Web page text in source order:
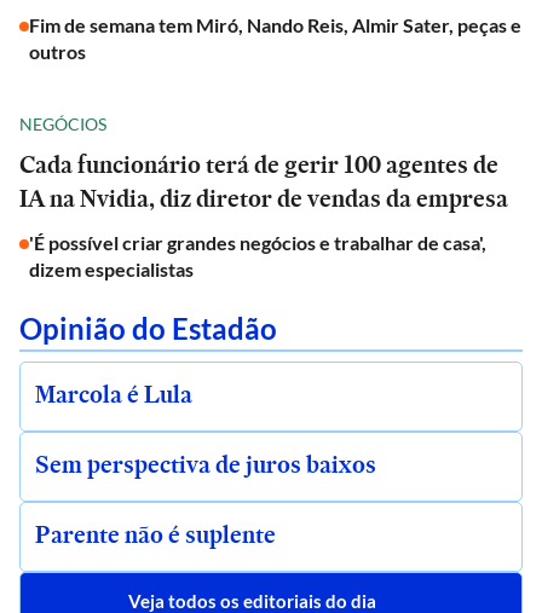
Fim de semana tem Miró, Nando Reis, Almir Sater, peças e
outros
NEGÓCIOS
Cada funcionário terá de gerir 100 agentes de
IA na Nvidia, diz diretor de vendas da empresa
'É possível criar grandes negócios e trabalhar de casa',
dizem especialistas
Opinião do Estadão
Marcola é Lula
Sem perspectiva de juros baixos
Parente não é suplente
Veja todos os editoriais do dia